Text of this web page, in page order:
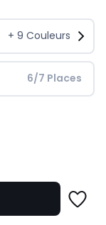
+ 9 Couleurs
6/7 Places